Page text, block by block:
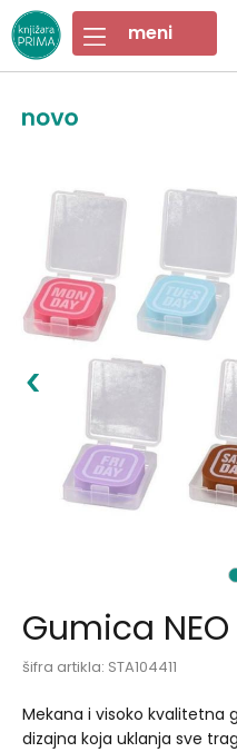
Gumica
šifra artikla: STA104411
Mekana i visoko kvalitetna
dizajna koja uklanja sve